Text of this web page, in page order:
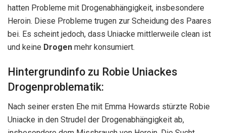
hatten Probleme mit Drogenabhängigkeit, insbesondere
Heroin. Diese Probleme trugen zur Scheidung des Paares
bei. Es scheint jedoch, dass Uniacke mittlerweile clean ist
und keine Drogen mehr konsumiert.
Hintergrundinfo zu Robie Uniackes
Drogenproblematik:
Nach seiner ersten Ehe mit Emma Howards stürzte Robie
Uniacke in den Strudel der Drogenabhängigkeit ab,